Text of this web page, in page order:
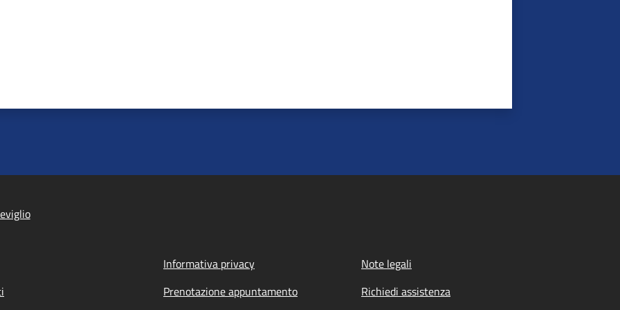
Informativa privacy
Note legali
Prenotazione appuntamento Richiedi assistenza